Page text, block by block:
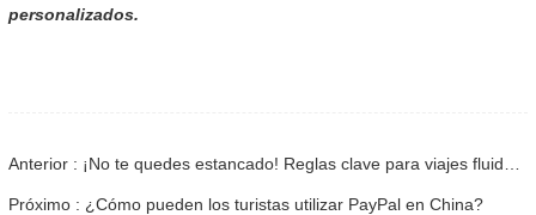
personalizados.
Próximo : ¿Cómo pueden los turistas utilizar PayPal en China?